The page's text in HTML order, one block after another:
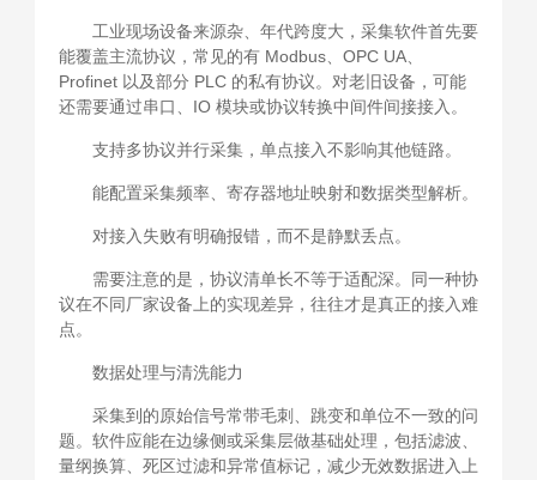
工业现场设备来源杂、年代跨度大，采集软件首先要
能覆盖主流协议，常见的有 Modbus、OPC UA、
Profinet 以及部分 PLC 的私有协议。对老旧设备，可能
还需要通过串口、IO 模块或协议转换中间件间接接入。
支持多协议并行采集，单点接入不影响其他链路。
能配置采集频率、寄存器地址映射和数据类型解析。
对接入失败有明确报错，而不是静默丢点。
需要注意的是，协议清单长不等于适配深。同一种协
议在不同厂家设备上的实现差异，往往才是真正的接入难
点。
数据处理与清洗能力
采集到的原始信号常带毛刺、跳变和单位不一致的问
题。软件应能在边缘侧或采集层做基础处理，包括滤波、
量纲换算、死区过滤和异常值标记，减少无效数据进入上